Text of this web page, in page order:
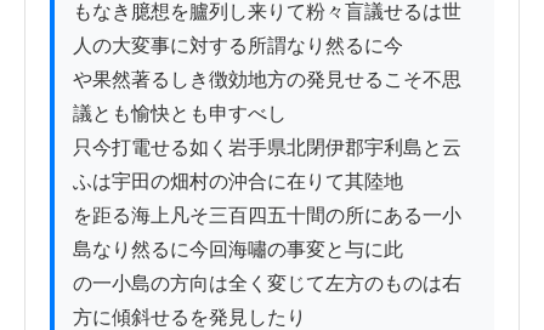
もなき臆想を臚列し来りて粉々盲議せるは世
人の大変事に対する所謂なり然るに今
や果然著るしき徴効地方の発見せるこそ不思
議とも愉快とも申すべし
只今打電せる如く岩手県北閉伊郡宇利島と云
ふは宇田の畑村の沖合に在りて其陸地
を距る海上凡そ三百四五十間の所にある一小
島なり然るに今回海嘯の事変と与に此
の一小島の方向は全く変じて左方のものは右
方に傾斜せるを発見したり